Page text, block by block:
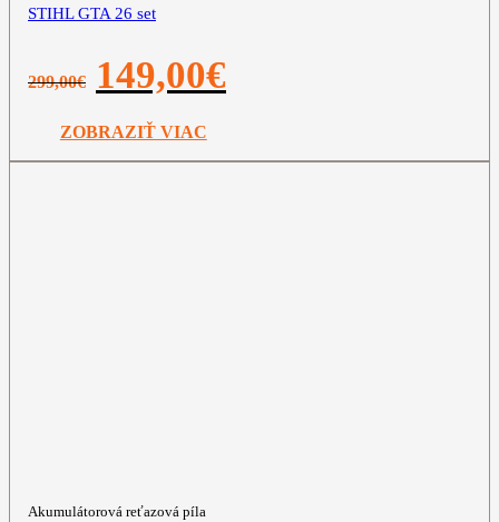
STIHL GTA 26 set
299,00€
Pôvodná
cena
299,00€.
149,00€
ZOBRAZIŤ VIAC
Akumulátorová reťazová píla